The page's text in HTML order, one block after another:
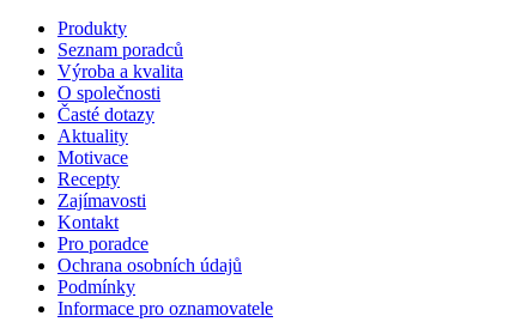
Produkty
Seznam poradců
Výroba a kvalita
O společnosti
Časté dotazy
Aktuality
Motivace
Recepty
Zajímavosti
Kontakt
Pro poradce
Ochrana osobních údajů
Podmínky
Informace pro oznamovatele